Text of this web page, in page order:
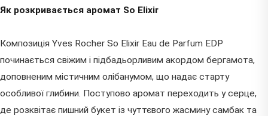
Як розкривається аромат So Elixir
Композиція Yves Rocher So Elixir Eau de Parfum EDP
починається свіжим і підбадьорливим акордом бергамота,
доповненим містичним олібанумом, що надає старту
особливої глибини. Поступово аромат переходить у серце,
де розквітає пишний букет із чуттєвого жасмину самбак та